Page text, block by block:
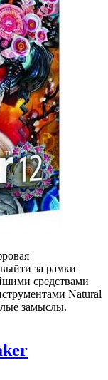
за рамки
средствами
Natural
замыслы.